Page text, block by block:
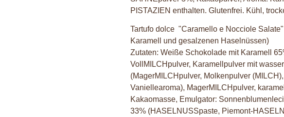
PISTAZIEN enthalten. Glutenfrei. Kühl,
Tartufo dolce "Caramello e Nocciole Salate"
Karamell und gesalzenen Haselnüssen)
Zutaten: Weiße Schokolade mit Karamell
VollMILCHpulver, Karamellpulver mit
(MagerMILCHpulver, Molkenpulver
Vaniellearoma), MagerMILCHpulver,
Kakaomasse, Emulgator:
33% (HASELNUSSpaste, Piemont-